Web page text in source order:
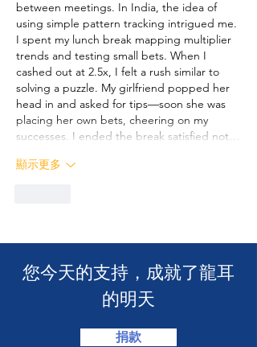
between meetings. In India, the idea of
using simple pattern tracking intrigued me.
I spent my lunch break mapping multiplier
trends and testing small bets. When I
cashed out at 2.5x, I felt a rush similar to
solving a puzzle. My girlfriend popped her
head in and asked for tips—soon she was
placing her own bets, cheering on my
successes. I ended the break satisfied not…
顯示更多
​您今天的支持，成就了龍耳
的明天
捐款